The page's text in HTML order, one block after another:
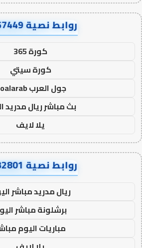
روابط نصية AA67449
كورة 365
كورة سيتي
جول العرب goalarab
بث مباشر ريال مدريد
يلا لايف
روابط نصية AA32801
ريال مدريد مباشر
برشلونة مباشر
مباريات اليوم